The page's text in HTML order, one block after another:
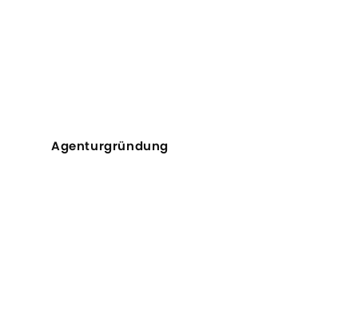
Agenturgründung